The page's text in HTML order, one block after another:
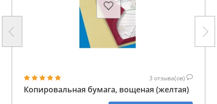
3 отзыва(ов)
Копировальная бумага, вощеная (желтая)